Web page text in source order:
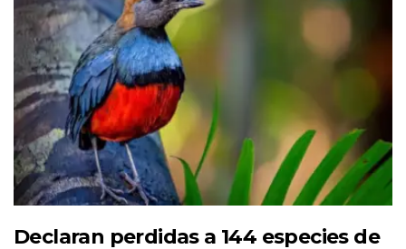
Declaran perdidas a 144 especies de